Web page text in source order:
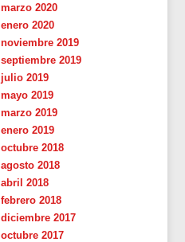
marzo 2020
enero 2020
noviembre 2019
septiembre 2019
julio 2019
mayo 2019
marzo 2019
enero 2019
octubre 2018
agosto 2018
abril 2018
febrero 2018
diciembre 2017
octubre 2017